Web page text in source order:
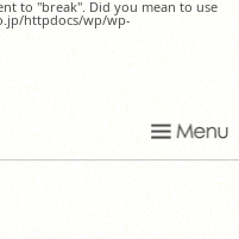
to "break". Did you mean to use
httpdocs/wp/wp-